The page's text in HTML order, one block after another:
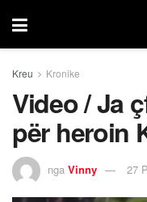
Kreu Kronike
Video / Ja
për heroin
nga Vinny 27